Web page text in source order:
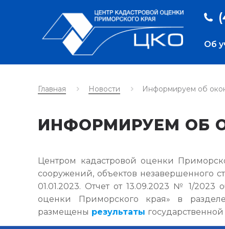
Об
Главная Новости Информируем об
ИНФОРМИРУЕМ ОБ
Центром кадастровой оценки
сооружений, объектов незавершенного
01.01.2023. Отчет от 13.09.2023 № 1/
оценки Приморского края» в
размещены результаты